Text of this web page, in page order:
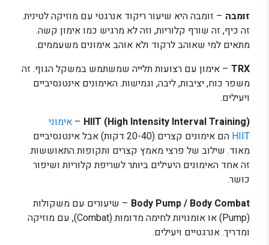
זומבה – זומבה היא שיעור ריקוד אנרגטי עם מוזיקה לטינית.
זה כיף, זה שורף קלוריות, וזה לא מרגיש כמו אימון קשה.
מתאים למי שאוהב לרקוד ולא אוהב אימונים משעממים.
TRX – אימון עם רצועות תלייה שמשתמש במשקל הגוף. זה
משפר כוח, יציבות, ליבה, וגמישות. האימונים אינטנסיביים
ויעילים.
HIIT (High Intensity Interval Training)
– אימוני
HIIT
הם אימונים קצרים (20-40 דקות) אבל אינטנסיביים
מאוד. שילוב של פרצי מאמץ קצרים ותקופות התאוששות.
זה אחד האימונים היעילים ביותר לשריפת קלוריות ושיפור
כושר.
Body Pump / Body Combat – שיעורים עם משקולות
(Pump) או אומנויות לחימה מדומות (Combat), עם מוזיקה
ומדריך. אנרגטיים ויעילים.